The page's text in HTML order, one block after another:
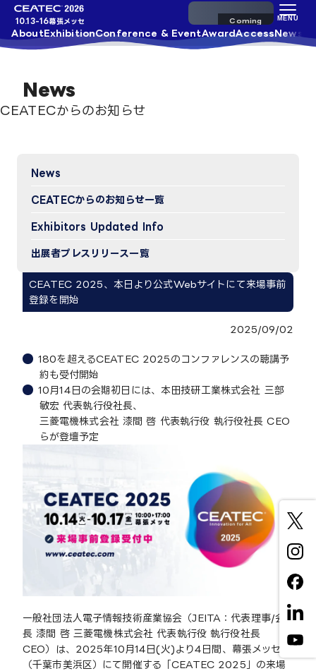
10.13-16幕張メッセ
AboutExhibitionConference & EventAwardAccessNews
来場事前登録
MENU
News
CEATECからのお知らせ
News
CEATECからのお知らせ一覧
Exhibitors Updated Info​
出展者プレスリリース一覧
CEATEC 2025、本日より公式Webサイトにて来場事前
登録を開始
2025/09/02
180を超えるCEATEC 2025のコンファレンスの聴講予
約も受付開始
10月14日の会期初日には、本田技研工業株式会社 三部
敏宏 代表執行役社長、
三菱電機株式会社 漆間 啓 代表執行役 執行役社長 CEO
らが登壇予定
一般社団法人電子情報技術産業協会（JEITA：代表理事/会
長 漆間 啓 三菱電機株式会社 代表執行役 執行役社長
CEO）は、2025年10月14日(火)より4日間、幕張メッセ
（千葉市美浜区）にて開催する「CEATEC 2025」の来場